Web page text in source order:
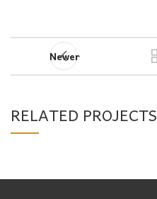
Newer
RELATED PROJECTS